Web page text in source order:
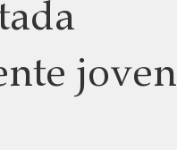
joven